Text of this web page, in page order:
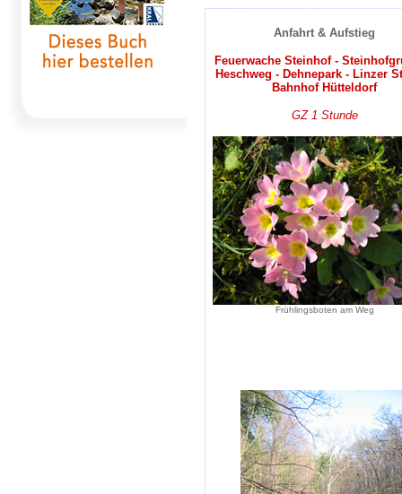
Anfahrt & Aufstieg
Feuerwache Steinhof -
Heschweg - Dehnepark - Linzer
Bahnhof Hütteldorf
GZ 1 Stunde
Frühlingsboten am Weg